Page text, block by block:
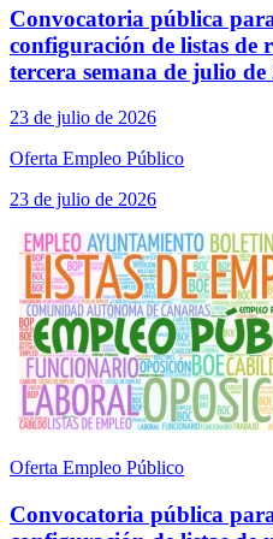
Convocatoria pública
configuración de listas de
tercera semana de julio de
23 de julio de 2026
Oferta Empleo Público
23 de julio de 2026
Oferta Empleo Público
Convocatoria pública